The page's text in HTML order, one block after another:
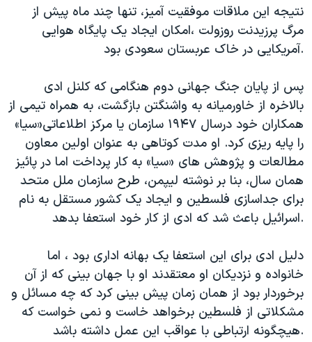
نتیجه این ملاقات موفقیت آمیز، تنها چند ماه پیش از
مرگ پرزیدنت روزولت ،امکان ایجاد یک پایگاه هوایی
آمریکایی در خاک عربستان سعودی بود.
پس از پایان جنگ جهانی دوم هنگامی که کلنل ادی
بالاخره از خاورمیانه به واشنگتن بازگشت، به همراه تیمی از
همکاران خود درسال ۱۹۴۷ سازمان یا مرکز اطلاعاتی«سیا»
را پایه ریزی کرد. او مدت کوتاهی به عنوان اولین معاون
مطالعات و پژوهش های «سیا» به کار پرداخت اما در پائیز
همان سال، بنا بر نوشته لیپمن، طرح سازمان ملل متحد
برای جداسازی فلسطین و ایجاد یک کشور مستقل به نام
اسرائیل باعث شد که ادی از کار خود استعفا بدهد.
دلیل ادی برای این استعفا یک بهانه اداری بود ، اما
خانواده و نزدیکان او معتقدند او با جهان بینی که از آن
برخوردار بود از همان زمان پیش بینی کرد که چه مسائل و
مشکلاتی از فلسطین برخواهد خاست و نمی خواست که
هیچگونه ارتباطی با عواقب این عمل داشته باشد.